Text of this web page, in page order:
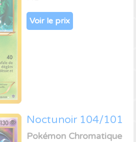
Voir le prix
Noctunoir 104/101
Pokémon Chromatique